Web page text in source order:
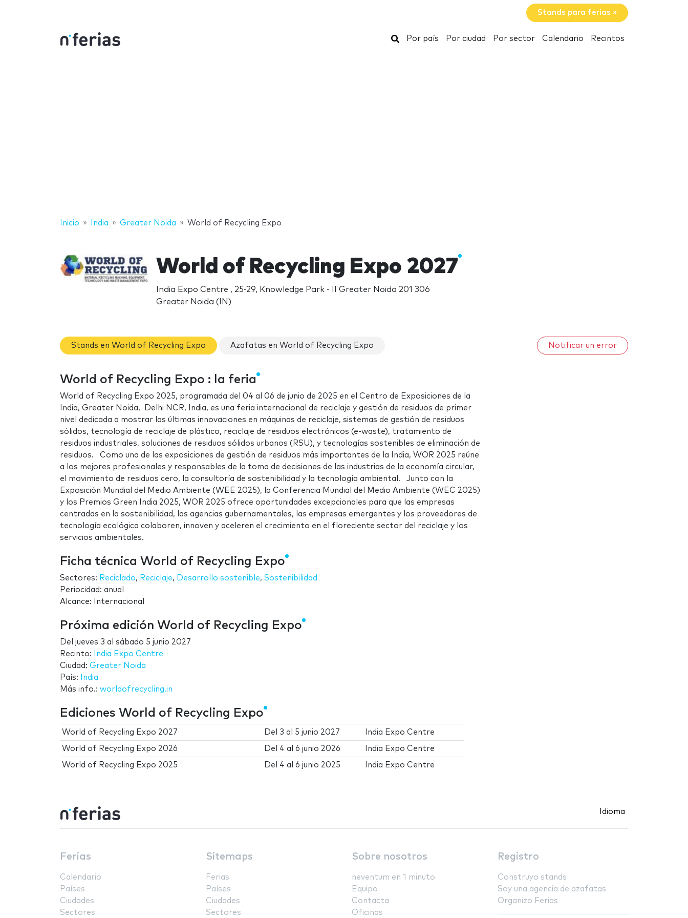
Stands para ferias »
Buscar
Por país Por ciudad Por sector Calendario Recintos
Inicio India Greater Noida World of Recycling Expo
World of Recycling Expo 2027
India Expo Centre , 25-29, Knowledge Park - II Greater Noida 201 306
Greater Noida (IN)
Stands en World of Recycling Expo Azafatas en World of Recycling Expo Notificar un error
World of Recycling Expo : la feria
World of Recycling Expo 2025, programada del 04 al 06 de junio de 2025 en el Centro de Exposiciones de la
India, Greater Noida, Delhi NCR, India, es una feria internacional de reciclaje y gestión de residuos de primer
nivel dedicada a mostrar las últimas innovaciones en máquinas de reciclaje, sistemas de gestión de residuos
sólidos, tecnología de reciclaje de plástico, reciclaje de residuos electrónicos (e-waste), tratamiento de
residuos industriales, soluciones de residuos sólidos urbanos (RSU), y tecnologías sostenibles de eliminación de
residuos. Como una de las exposiciones de gestión de residuos más importantes de la India, WOR 2025 reúne
a los mejores profesionales y responsables de la toma de decisiones de las industrias de la economía circular,
el movimiento de residuos cero, la consultoría de sostenibilidad y la tecnología ambiental. Junto con la
Exposición Mundial del Medio Ambiente (WEE 2025), la Conferencia Mundial del Medio Ambiente (WEC 2025)
y los Premios Green India 2025, WOR 2025 ofrece oportunidades excepcionales para que las empresas
centradas en la sostenibilidad, las agencias gubernamentales, las empresas emergentes y los proveedores de
tecnología ecológica colaboren, innoven y aceleren el crecimiento en el floreciente sector del reciclaje y los
servicios ambientales.
Ficha técnica World of Recycling Expo
Sectores: Reciclado, Reciclaje, Desarrollo sostenible, Sostenibilidad
Periocidad: anual
Alcance: Internacional
Próxima edición World of Recycling Expo
Del jueves 3 al sábado 5 junio 2027
Recinto:
India Expo Centre
Ciudad: Greater Noida
País:
India
Más info.: worldofrecycling.in
Ediciones World of Recycling Expo
World of Recycling Expo 2027 Del 3 al 5 junio 2027 India Expo Centre
World of Recycling Expo 2026 Del 4 al6 junio 2026 India Expo Centre
World of Recycling Expo 2025 Del 4 al6 junio 2025 India Expo Centre
Idioma
Ferias
Calendario
Países
Ciudades
Sectores
Sitemaps
Ferias
Países
Ciudades
Sectores
Sobre nosotros
neventum en 1 minuto
Equipo
Contacta
Oficinas
Registro
Construyo stands
Soy una agencia de azafatas
Organizo Ferias